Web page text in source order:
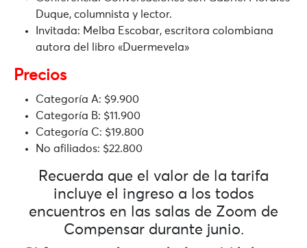
Duque, columnista y lector.
Invitada: Melba Escobar, escritora colombiana
autora del libro «Duermevela»
Precios
Categoría A: $9.900
Categoría B: $11.900
Categoría C: $19.800
No afiliados: $22.800
Recuerda que el valor de la tarifa
incluye el ingreso a los todos
encuentros en las salas de Zoom de
Compensar durante junio.